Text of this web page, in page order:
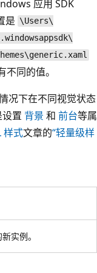
应用 SDK
是 \Users\
同的值。
况下在不同视觉状态
置 背景 和 前台等属
样式文章的“轻量级样
实例。